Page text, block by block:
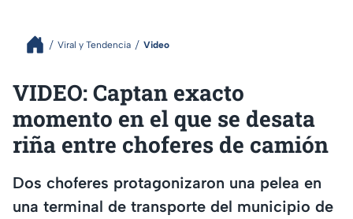
Viral y Tendencia Video
VIDEO: Captan exacto
momento en el que se desata
riña entre choferes de camión
Dos choferes protagonizaron una pelea en
una terminal de transporte del municipio de